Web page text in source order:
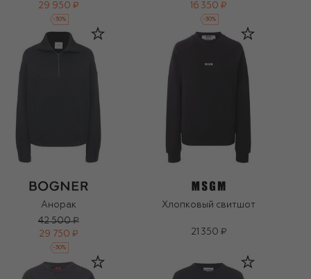
29 950 ₽
-30%
16 350 ₽
-30%
Анорак
42 500 ₽
29 750 ₽
-30%
Хлопковый свитшот
21 350 ₽